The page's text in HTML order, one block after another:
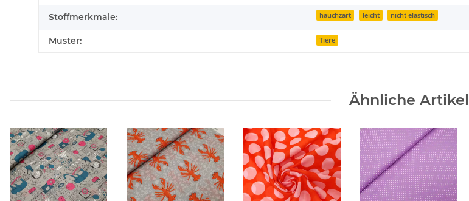
Stoffmerkmale: hauchzart leicht nicht elastisch
Muster: Tiere
Ähnliche Artikel